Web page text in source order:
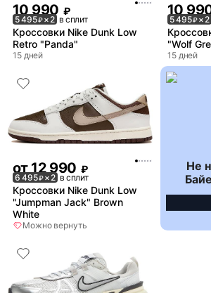
10 990 ₽
5 495₽× 2 в сплит
Кроссовки Nike Dunk Low
Retro "Panda"
15 дней
10
5 495₽× 2
"Wolf
15 дней
от12 990 ₽
6 495₽× 2 в сплит
Кроссовки Nike Dunk Low
"Jumpman Jack" Brown
White
Можно вернуть
Не